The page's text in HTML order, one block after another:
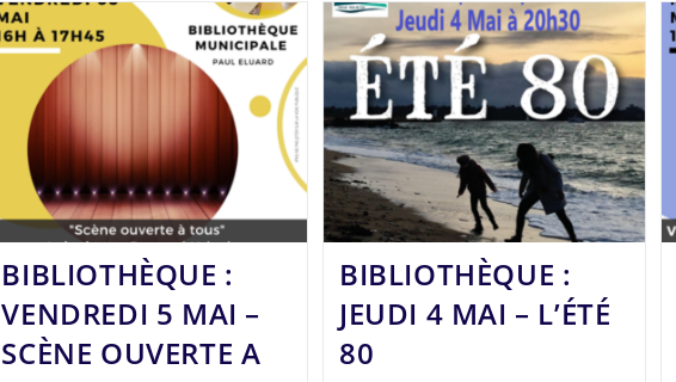
BIBLIOTHÈQUE :
VENDREDI 5 MAI –
SCÈNE OUVERTE A
BIBLIOTHÈQUE :
JEUDI 4 MAI – L’ÉTÉ
80